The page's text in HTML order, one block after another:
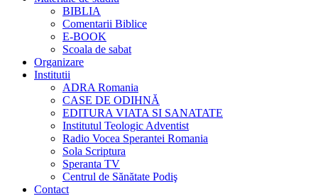
BIBLIA
Comentarii Biblice
E-BOOK
Scoala de sabat
Organizare
Institutii
ADRA Romania
CASE DE ODIHNĂ
EDITURA VIATA SI SANATATE
Institutul Teologic Adventist
Radio Vocea Sperantei Romania
Sola Scriptura
Speranta TV
Centrul de Sănătate Podiş
Contact